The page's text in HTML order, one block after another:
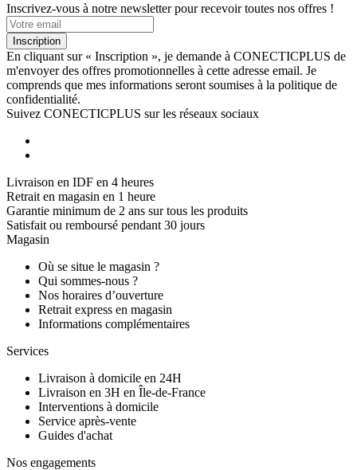
Inscrivez-vous à notre newsletter pour recevoir toutes nos offres !
Inscription
En cliquant sur « Inscription », je demande à CONECTICPLUS de
m'envoyer des offres promotionnelles à cette adresse email. Je
comprends que mes informations seront soumises à la politique de
confidentialité.
Suivez CONECTICPLUS sur les réseaux sociaux
Livraison en IDF en 4 heures
Retrait en magasin en 1 heure
Garantie minimum de 2 ans sur tous les produits
Satisfait ou remboursé pendant 30 jours
Magasin
Où se situe le magasin ?
Qui sommes-nous ?
Nos horaires d’ouverture
Retrait express en magasin
Informations complémentaires
Services
Livraison à domicile en 24H
Livraison en 3H en Île-de-France
Interventions à domicile
Service après-vente
Guides d'achat
Nos engagements